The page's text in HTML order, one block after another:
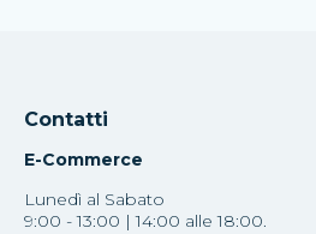
Contatti
E-Commerce
Lunedì al Sabato
9:00 - 13:00 | 14:00 alle 18:00.